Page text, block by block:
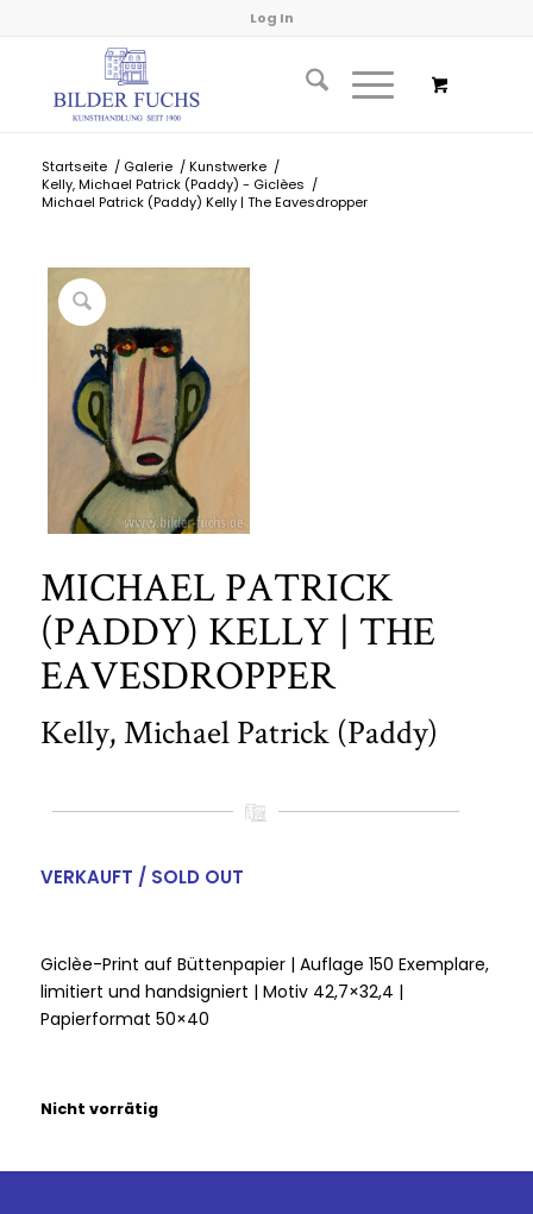
Log In
Startseite / Galerie / Kunstwerke /
Kelly, Michael Patrick (Paddy) - Giclèes /
Michael Patrick (Paddy) Kelly | The Eavesdropper
MICHAEL PATRICK
(PADDY) KELLY | THE
EAVESDROPPER
Kelly, Michael Patrick (Paddy)
VERKAUFT / SOLD OUT
Giclèe-Print auf Büttenpapier | Auflage 150 Exemplare,
limitiert und handsigniert | Motiv 42,7×32,4 |
Papierformat 50×40
Nicht vorrätig